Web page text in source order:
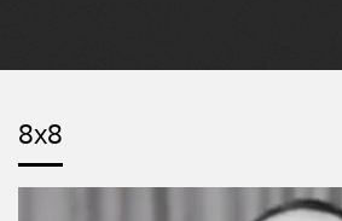
8x8